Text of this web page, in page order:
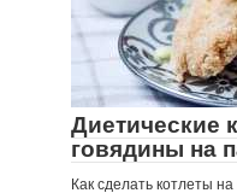
Диетические
говядины на
Как сделать котлеты